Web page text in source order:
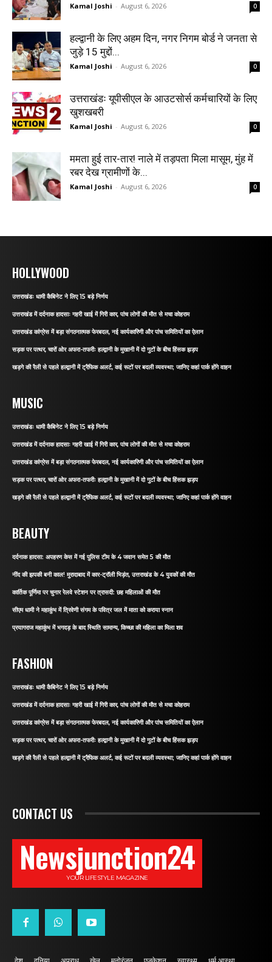
Kamal Joshi - August 6, 2026 0
हल्द्वानी के लिए अहम दिन, नगर निगम बोर्ड ने जनता से
जुड़े 15 मुद्दों...
Kamal Joshi - August 6, 2026 0
उत्तराखंडः यूपीसीएल के आउटसोर्स कर्मचारियों के लिए
खुशखबरी
Kamal Joshi - August 6, 2026 0
ममता हुई तार-तार! नाले में तड़पता मिला मासूम, मुंह में
रबर देख ग्रामीणों के...
Kamal Joshi - August 6, 2026 0
HOLLYWOOD
उत्तराखंडः धामी कैबिनेट ने लिए 15 बड़े निर्णय
उत्तराखंड में दर्दनाक हादसाः गहरी खाई में गिरी कार, पांच लोगों की मौत से मचा कोहराम
उत्तराखंड कांग्रेस में बड़ा संगठनात्मक फेरबदल, नई कार्यकारिणी और पांच समितियों का ऐलान
सड़क पर पत्थर, चारों ओर अफरा-तफरीः हल्द्वानी के मुखानी में दो गुटों के बीच हिंसक झड़प
खड़गे की रैली से पहले हल्द्वानी में ट्रैफिक अलर्ट, कई रूटों पर बदली व्यवस्था; जानिए कहां पार्क होंगे वाहन
MUSIC
उत्तराखंडः धामी कैबिनेट ने लिए 15 बड़े निर्णय
उत्तराखंड में दर्दनाक हादसाः गहरी खाई में गिरी कार, पांच लोगों की मौत से मचा कोहराम
उत्तराखंड कांग्रेस में बड़ा संगठनात्मक फेरबदल, नई कार्यकारिणी और पांच समितियों का ऐलान
सड़क पर पत्थर, चारों ओर अफरा-तफरीः हल्द्वानी के मुखानी में दो गुटों के बीच हिंसक झड़प
खड़गे की रैली से पहले हल्द्वानी में ट्रैफिक अलर्ट, कई रूटों पर बदली व्यवस्था; जानिए कहां पार्क होंगे वाहन
BEAUTY
दर्दनाक हादसा: अपहरण केस में गई पुलिस टीम के 4 जवान समेत 5 की मौत
नींद की झपकी बनी काल! मुरादाबाद में कार-ट्रॉली भिड़ंत, उत्तराखंड के 4 युवकों की मौत
कार्तिक पूर्णिमा पर चुनार रेलवे स्टेशन पर त्रासदी: छह महिलाओं की मौत
सीएम धामी ने महाकुंभ में त्रिवेणी संगम के पवित्र जल में माता को कराया स्नान
प्रयागराज महाकुंभ में भगदड़ के बाद स्थिति सामान्य, किच्छा की महिला का मिला शव
FASHION
उत्तराखंडः धामी कैबिनेट ने लिए 15 बड़े निर्णय
उत्तराखंड में दर्दनाक हादसाः गहरी खाई में गिरी कार, पांच लोगों की मौत से मचा कोहराम
उत्तराखंड कांग्रेस में बड़ा संगठनात्मक फेरबदल, नई कार्यकारिणी और पांच समितियों का ऐलान
सड़क पर पत्थर, चारों ओर अफरा-तफरीः हल्द्वानी के मुखानी में दो गुटों के बीच हिंसक झड़प
खड़गे की रैली से पहले हल्द्वानी में ट्रैफिक अलर्ट, कई रूटों पर बदली व्यवस्था; जानिए कहां पार्क होंगे वाहन
CONTACT US
Newsjunction24
YOUR LIFESTYLE MAGAZINE